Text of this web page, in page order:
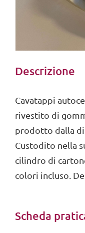
Descrizione
Cavatappi
rivestito di
prodotto dalla
Custodito nella
cilindro di
colori incluso.
Scheda